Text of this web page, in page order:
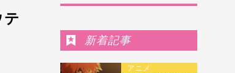
テ
新着記事
アニメ